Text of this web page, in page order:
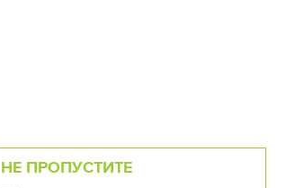
НЕ ПРОПУСТИТЕ